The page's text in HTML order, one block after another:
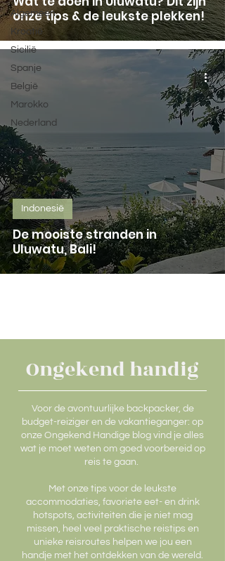
Algemeen
Kroatië
Sicilië
Spanje
België
Marokko
Nederland
onze tips & de leukste plekken!
De mooiste stranden in
Uluwatu, Bali!
Indonesië
Ongekend handig
Voor de avontuurlijke backpacker, de
budget-reiziger en de vakantieganger: op
onze Ongekend Handige blog vind je alles
wat je moet weten om goed voorbereid op
reis te gaan.
Met onze tips voor de leukste
accommodaties, favoriete eet- en drink
hotspots, activiteiten die je niet mag
missen, heel veel praktische reistips en
unieke reisroutes helpen we jou een
handje met het ontdekken van de wereld.